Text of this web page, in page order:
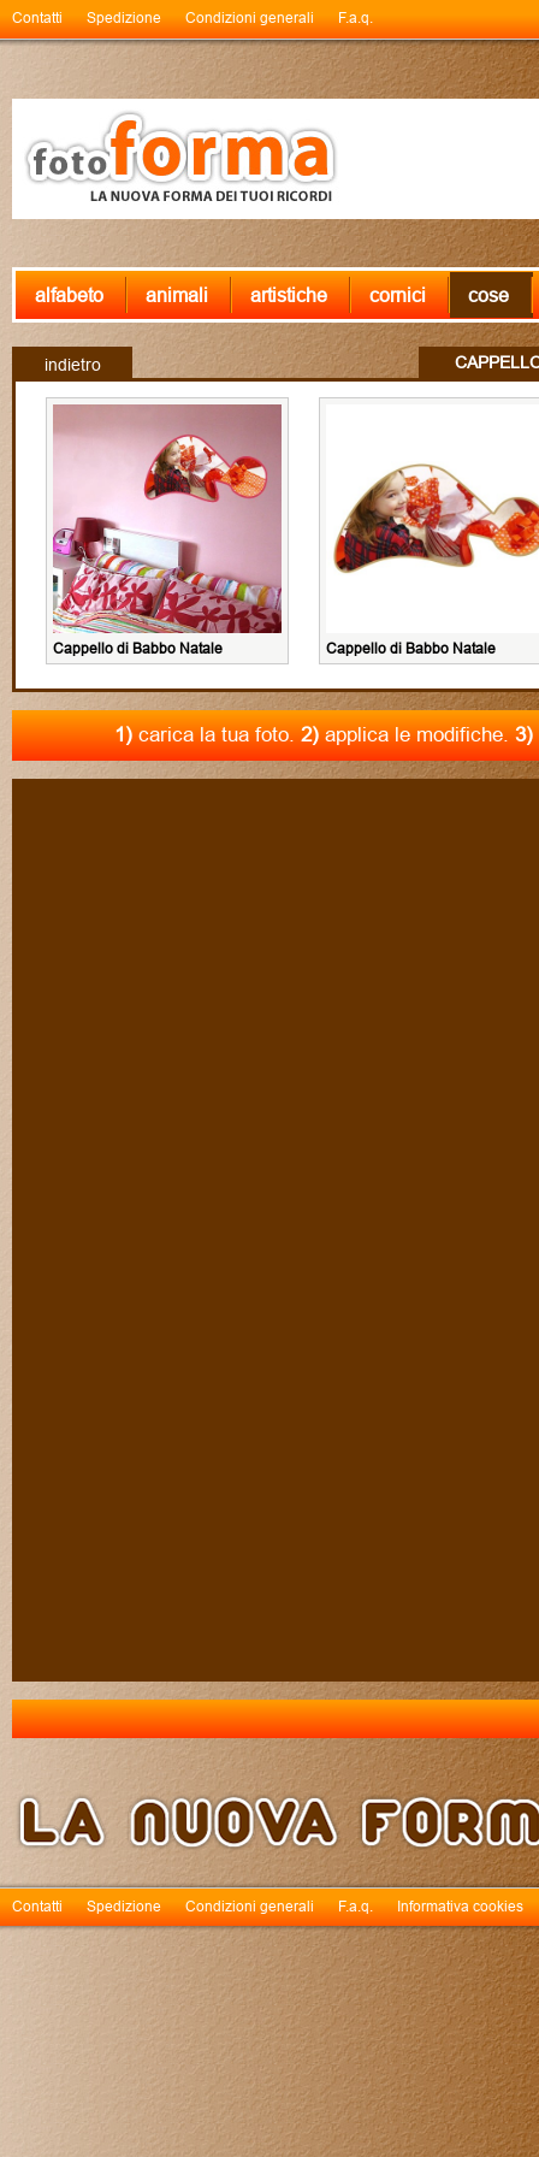
Contatti Spedizione Condizioni generali F.a.q.
alfabeto animali artistiche cornici cose
indietro
Cappello di Babbo Natale Cappello di Babbo Natale
1)carica la tua foto.2)applica le modifiche.3)
Contatti Spedizione Condizioni generali F.a.q. Informativa cookies